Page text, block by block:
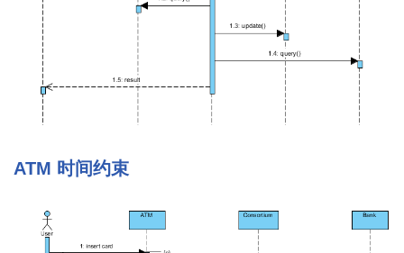
ATM 时间约束